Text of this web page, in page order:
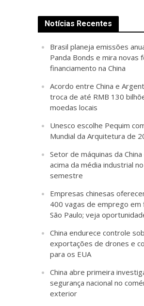
Notícias Recentes
Brasil planeja emissões
Panda Bonds e mira novas
financiamento na China
Acordo entre China e
troca de até RMB 130
moedas locais
Unesco escolhe Pequim
Mundial da Arquitetura de
Setor de máquinas da
acima da média industrial
semestre
Empresas chinesas
400 vagas de emprego em
São Paulo; veja
China endurece controle
exportações de drones e
para os EUA
China abre primeira
segurança nacional no
exterior